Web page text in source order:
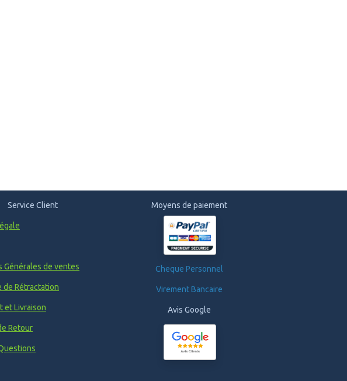
Service Client
Générales de ventes
de Rétractation
et Livraison
Retour
Moyens de paiement
Cheque Personnel
Virement Bancaire
Avis Google